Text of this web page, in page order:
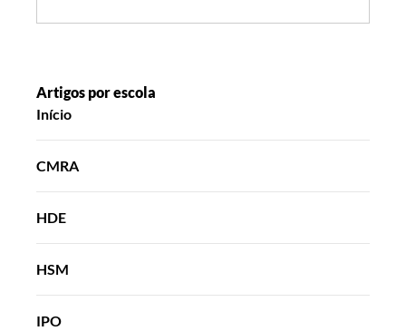
Artigos por escola
Início
CMRA
HDE
HSM
IPO